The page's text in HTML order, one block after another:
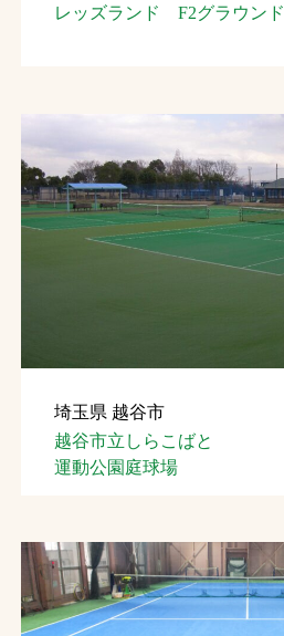
レッズランド F2グラウンド
埼玉県 越谷市
越谷市立しらこばと
運動公園庭球場